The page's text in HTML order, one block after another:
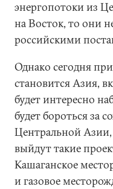
энергопотоки из
на Восток, то они
российскими
Однако сегодня
становится Азия,
будет интересно
будет бороться за
Центральной
выйдут такие
Кашаганское
и газовое